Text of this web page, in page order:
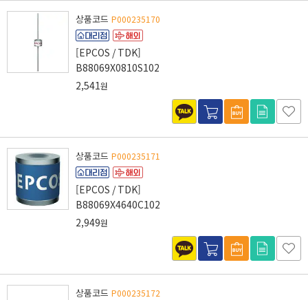
상품코드 P000235170
[EPCOS / TDK]
B88069X0810S102
2,541원
상품코드 P000235171
[EPCOS / TDK]
B88069X4640C102
2,949원
상품코드 P000235172